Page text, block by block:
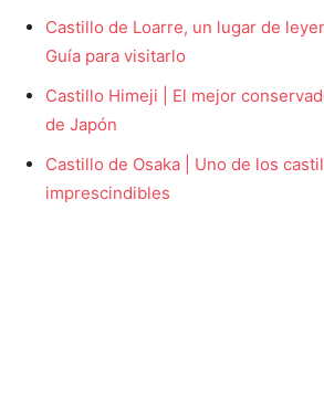
Castillo de Loarre, un lugar de
Guía para visitarlo
Castillo Himeji | El mejor
de Japón
Castillo de Osaka | Uno de los
imprescindibles